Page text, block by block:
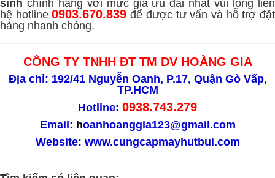
sinh chính hãng với mức giá ưu đãi nhất vui lòng liên
hệ hotline0903.670.839 để được tư vấn và hỗ trợ đặt
hàng nhanh chóng.
CÔNG TY TNHH ĐT TM DV HOÀNG GIA
Địa chỉ: 192/41 Nguyễn Oanh, P.17, Quận Gò Vấp,
TP.HCM
Hotline: 0938.743.279
Email: hoanhoanggia123@gmail.com
Website: www.cungcapmayhutbui.com